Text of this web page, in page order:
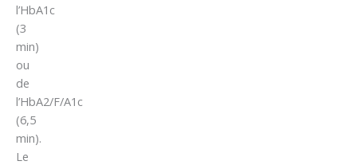
l’HbA1c
(3
min)
ou
de
l’HbA2/F/A1c
(6,5
min).
Le